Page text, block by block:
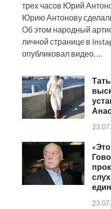
трех часов Юрий
Юрию Антонову
Об этом народный
личной странице в
опубликовал видео, …